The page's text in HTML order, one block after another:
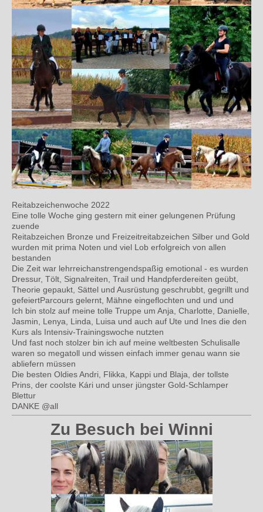
Reitabzeichenwoche 2022
Eine tolle Woche ging gestern mit einer gelungenen Prüfung
zuende
Reitabzeichen Bronze und Freizeitreitabzeichen Silber und Gold
wurden mit prima Noten und viel Lob erfolgreich von allen
bestanden
Die Zeit war lehrreichanstrengendspaßig emotional - es wurden
Dressur, Tölt, Signalreiten, Trail und Handpferdereiten geübt,
Theorie gepaukt, Sättel und Ausrüstung geschrubbt, gegrillt und
gefeiertParcours gelernt, Mähne eingeflochten und und und
Ich bin stolz auf meine tolle Truppe um Anja, Charlotte, Danielle,
Jasmin, Lenya, Linda, Luisa und auch auf Ute und Ines die den
Kurs als Intensiv-Trainingswoche nutzten
Und fast noch stolzer bin ich auf meine weltbesten Schulisalle
waren so megatoll und wissen einfach immer genau wann sie
abliefern müssen
Die besten Oldies Andri, Flikka, Kappi und Blaja, der tollste
Prins, der coolste Kári und unser jüngster Gold-Schlamper
Blettur
DANKE @all
Zu Besuch bei Winni